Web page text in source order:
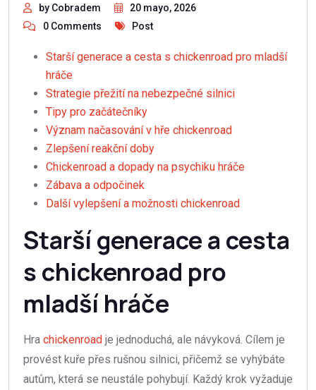
by Cobradem
20 mayo, 2026
0 Comments
Post
Starší generace a cesta s chickenroad pro mladší
hráče
Strategie přežití na nebezpečné silnici
Tipy pro začátečníky
Význam načasování v hře chickenroad
Zlepšení reakční doby
Chickenroad a dopady na psychiku hráče
Zábava a odpočinek
Další vylepšení a možnosti chickenroad
Starší generace a cesta
s chickenroad pro
mladší hráče
Hra chickenroad je jednoduchá, ale návyková. Cílem je
provést kuře přes rušnou silnici, přičemž se vyhýbáte
autům, která se neustále pohybují. Každý krok vyžaduje